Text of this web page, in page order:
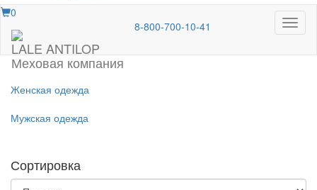
Меню
0
LALE ANTILOP
Меховая компания
8-800-700-10-41
Женская одежда
Мужская одежда
Сортировка